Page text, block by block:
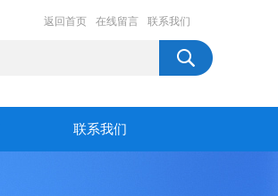
返回首页 在线留言 联系我们
联系我们